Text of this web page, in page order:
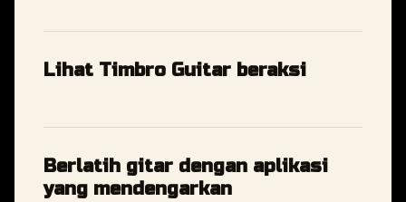
Lihat Timbro Guitar beraksi
Berlatih gitar dengan aplikasi
yang mendengarkan